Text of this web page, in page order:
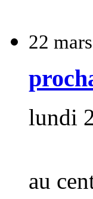
22
lundi
au